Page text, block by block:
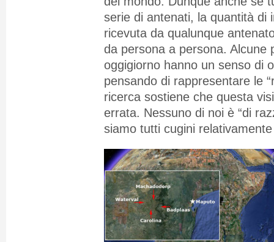
serie di antenati, la quantità di
ricevuta da qualunque
da persona a persona. Alcune
oggigiorno hanno un senso di
pensando di rappresentare le
ricerca sostiene che questa
errata. Nessuno di noi è “di
siamo tutti cugini